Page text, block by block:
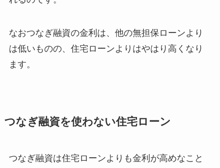
なおつなぎ融資の金利は、他の無担保ローンより
は低いものの、住宅ローンよりはやはり高くなり
ます。
つなぎ融資を使わない住宅ローン
つなぎ融資は住宅ローンよりも金利が高めなこと